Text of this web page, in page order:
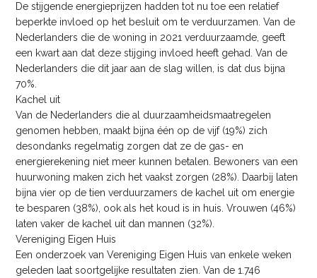
De stijgende energieprijzen hadden tot nu toe een relatief
beperkte invloed op het besluit om te verduurzamen. Van de
Nederlanders die de woning in 2021 verduurzaamde, geeft
een kwart aan dat deze stijging invloed heeft gehad. Van de
Nederlanders die dit jaar aan de slag willen, is dat dus bijna
70%.
Kachel uit
Van de Nederlanders die al duurzaamheidsmaatregelen
genomen hebben, maakt bijna één op de vijf (19%) zich
desondanks regelmatig zorgen dat ze de gas- en
energierekening niet meer kunnen betalen. Bewoners van een
huurwoning maken zich het vaakst zorgen (28%). Daarbij laten
bijna vier op de tien verduurzamers de kachel uit om energie
te besparen (38%), ook als het koud is in huis. Vrouwen (46%)
laten vaker de kachel uit dan mannen (32%).
Vereniging Eigen Huis
Een onderzoek van Vereniging Eigen Huis van enkele weken
geleden laat soortgelijke resultaten zien. Van de 1.746